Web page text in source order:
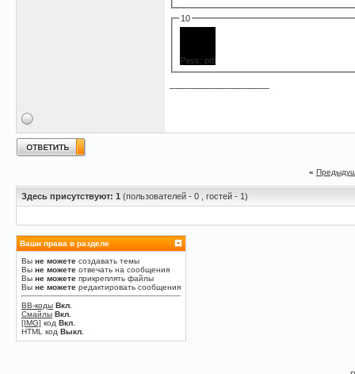
10
Pass: pdi
«
Здесь присутствуют: 1 (пользователей - 0 , гостей - 1)
Ваши права в разделе
Вы не можете создавать темы
Вы не можете отвечать на сообщения
Вы не можете прикреплять файлы
Вы не можете редактировать сообщения
BB-коды Вкл.
Смайлы Вкл.
[IMG] код Вкл.
HTML код Выкл.